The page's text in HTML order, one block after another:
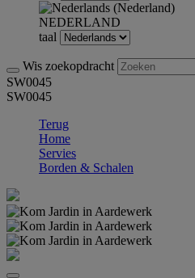
NEDERLAND
taal
Wis zoekopdracht
SW0045
SW0045
Terug
Home
Servies
Borden & Schalen